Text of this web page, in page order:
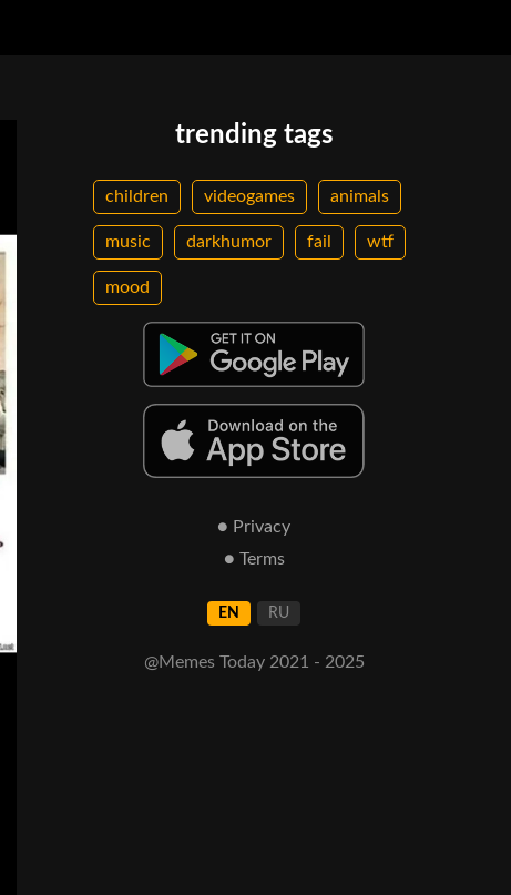
trending tags
children videogames animals
music darkhumor fail wtf
mood
● Privacy
● Terms
EN RU
@Memes Today 2021 - 2025